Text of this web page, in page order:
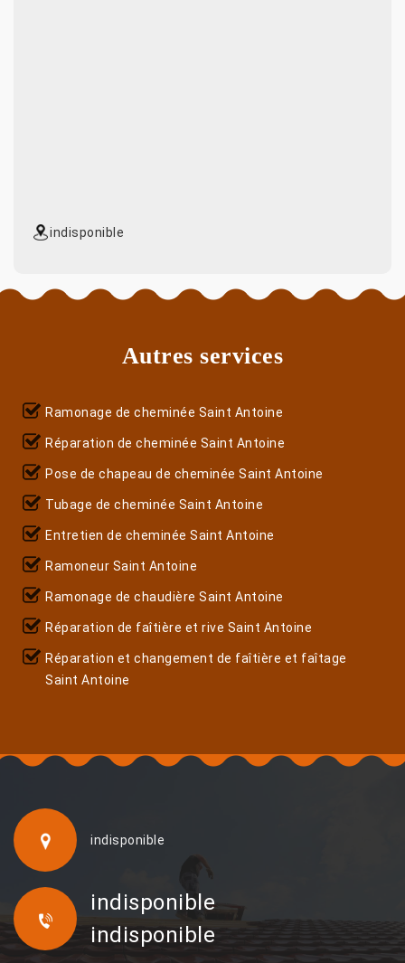
indisponible
Autres services
Ramonage de cheminée Saint Antoine
Réparation de cheminée Saint Antoine
Pose de chapeau de cheminée Saint Antoine
Tubage de cheminée Saint Antoine
Entretien de cheminée Saint Antoine
Ramoneur Saint Antoine
Ramonage de chaudière Saint Antoine
Réparation de faîtière et rive Saint Antoine
Réparation et changement de faîtière et faîtage
Saint Antoine
indisponible
indisponible
indisponible